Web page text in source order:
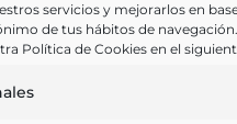
servicios y mejorarlos en
de tus hábitos de
Política de Cookies en el
Castellano